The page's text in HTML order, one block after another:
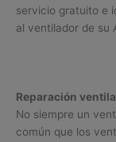
servicio gratuito e
al ventilador de su
Reparación
No siempre un
común que los